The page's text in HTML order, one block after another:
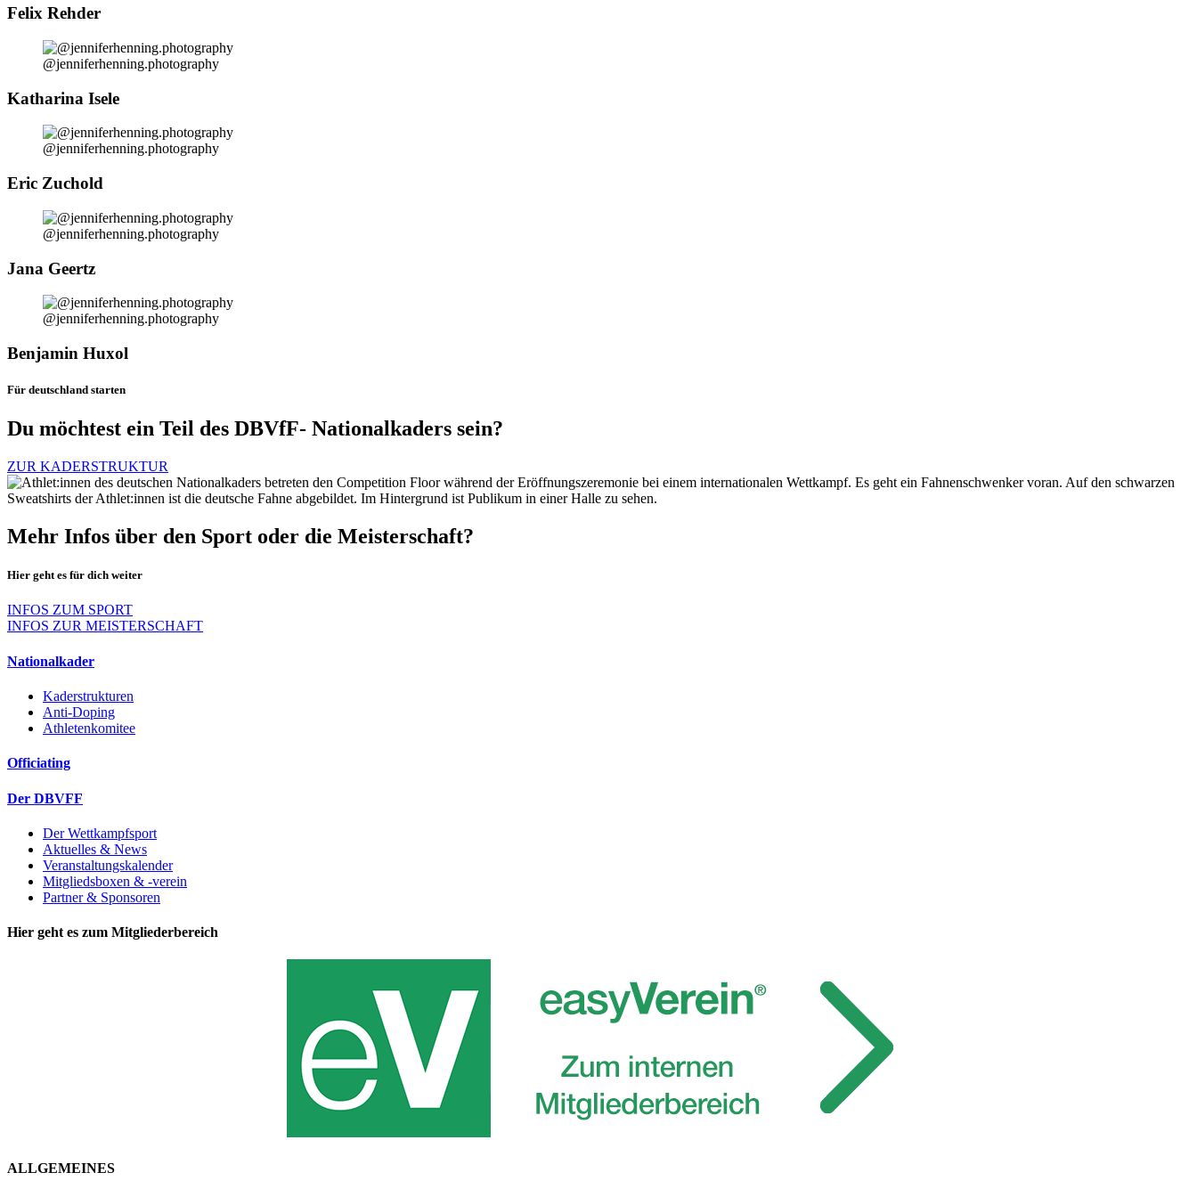
Felix Rehder
@jenniferhenning.photography
Katharina Isele
@jenniferhenning.photography
Eric Zuchold
@jenniferhenning.photography
Jana Geertz
@jenniferhenning.photography
Benjamin Huxol
Für deutschland starten
Du möchtest ein Teil des DBVfF- Nationalkaders sein?
ZUR KADERSTRUKTUR
Mehr Infos über den Sport oder die Meisterschaft?
Hier geht es für dich weiter
INFOS ZUM SPORT
INFOS ZUR MEISTERSCHAFT
Nationalkader
Kaderstrukturen
Anti-Doping
Athletenkomitee
Officiating
Der DBVFF
Der Wettkampfsport
Aktuelles & News
Veranstaltungskalender
Mitgliedsboxen & -verein
Partner & Sponsoren
Hier geht es zum Mitgliederbereich
ALLGEMEINES